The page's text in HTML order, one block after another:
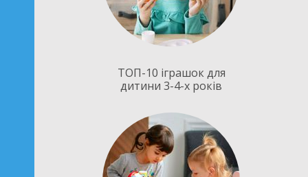
ТОП-10 іграшок для
дитини 3-4-х років